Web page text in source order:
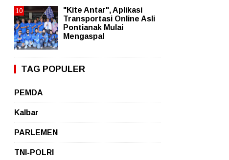
"Kite Antar", Aplikasi
Transportasi Online Asli
Pontianak Mulai
Mengaspal
TAG POPULER
PEMDA
Kalbar
PARLEMEN
TNI-POLRI